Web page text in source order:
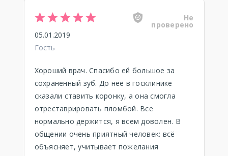
Не
проверено
05.01.2019
Гость
Хороший врач. Спасибо ей большое за
сохраненный зуб. До неё в госклинике
сказали ставить коронку, а она смогла
отреставрировать пломбой. Все
нормально держится, я всем доволен. В
общении очень приятный человек: всё
объясняет, учитывает пожелания